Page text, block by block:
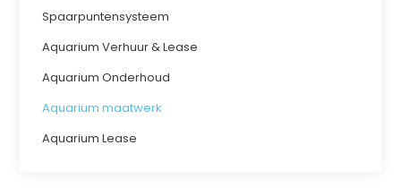
Spaarpuntensysteem
Aquarium Verhuur & Lease
Aquarium Onderhoud
Aquarium maatwerk
Aquarium Lease